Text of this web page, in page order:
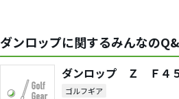
ダンロップに関するみんなの
ダンロップ Ｚ Ｆ４
ゴルフギア